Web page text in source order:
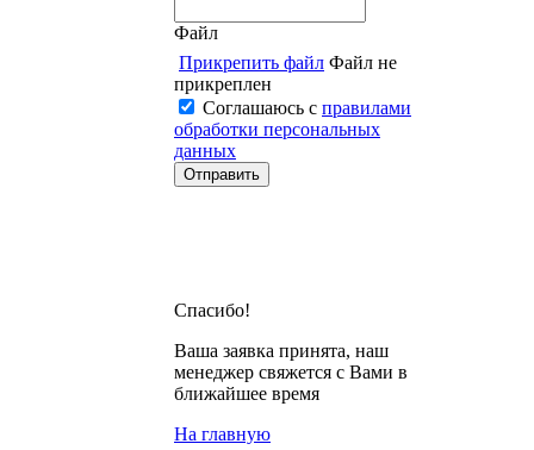
Файл
Прикрепить файл Файл не
прикреплен
Соглашаюсь с правилами
обработки персональных
данных
Спасибо!
Ваша заявка принята, наш
менеджер свяжется с Вами в
ближайшее время
На главную